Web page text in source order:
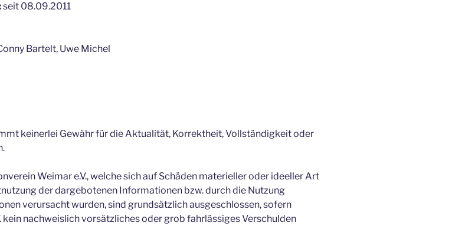
seit 08.09.2011
Bartelt, Uwe Michel
keinerlei Gewähr für die Aktualität, Korrektheit, Vollständigkeit oder
Weimar e.V., welche sich auf Schäden materieller oder ideeller Art
der dargebotenen Informationen bzw. durch die Nutzung
verursacht wurden, sind grundsätzlich ausgeschlossen, sofern
kein nachweislich vorsätzliches oder grob fahrlässiges Verschulden